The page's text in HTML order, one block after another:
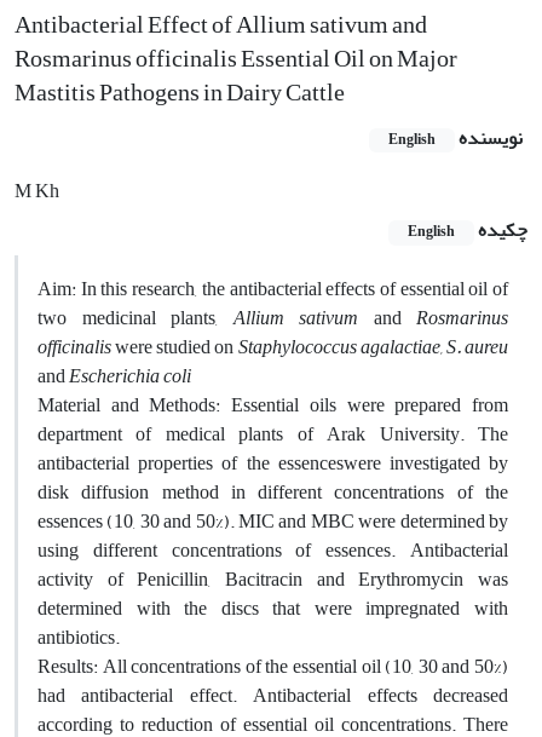
Antibacterial Effect of Allium sativum and
Rosmarinus officinalis Essential Oil on Major
Mastitis Pathogens in Dairy Cattle
نویسنده English
M Kh
چکیده
English
Aim: In this research, the antibacterial effects of essential oil of
two medicinal plants,Allium sativum and Rosmarinus
officinaliswere studied onStaphylococcus agalactiae,S. aureu
andEscherichia coli
Material and Methods: Essential oils were prepared from
department of medical plants of Arak University. The
antibacterial properties of the essenceswere investigated by
disk diffusion method in different concentrations of the
essences (10, 30 and 50%). MIC and MBC were determined by
using different concentrations of essences. Antibacterial
activity of Penicillin, Bacitracin and Erythromycin was
determined with the discs that were impregnated with
antibiotics.
Results: All concentrations of the essential oil (10, 30 and 50%)
had antibacterial effect. Antibacterial effects decreased
according to reduction of essential oil concentrations. There